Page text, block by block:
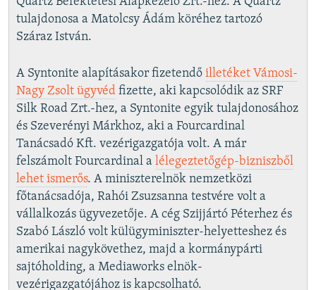
tulajdonosa a Matolcsy Ádám köréhez tartozó
Száraz István.
A Syntonite alapításakor fizetendő illetéket Vámosi-
Nagy Zsolt ügyvéd fizette, aki kapcsolódik az SRF
Silk Road Zrt.-hez, a Syntonite egyik tulajdonosához
és Szeverényi Márkhoz, aki a Fourcardinal
Tanácsadó Kft. vezérigazgatója volt. A már
felszámolt Fourcardinal a lélegeztetőgép-bizniszből
lehet ismerős. A miniszterelnök nemzetközi
főtanácsadója, Rahói Zsuzsanna testvére volt a
vállalkozás ügyvezetője. A cég Szijjártó Péterhez és
Szabó László volt külügyminiszter-helyetteshez és
amerikai nagykövethez, majd a kormánypárti
sajtóholding, a Mediaworks elnök-
vezérigazgatójához is kapcsolható.